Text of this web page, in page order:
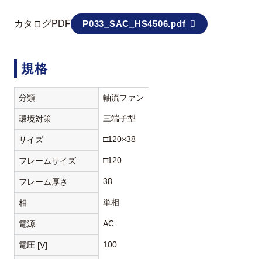
カタログPDF P033_SAC_HS4506.pdf
規格
分類 軸流ファン
環境対策 三端子型
サイズ □120×38
フレームサイズ □120
フレーム厚さ 38
相 単相
電源 AC
電圧 [V] 100